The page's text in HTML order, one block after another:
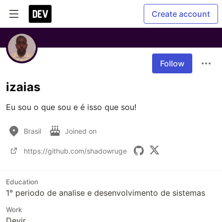
Create account
Follow
izaias
Eu sou o que sou e é isso que sou!
Brasil Joined on
https://github.com/shadowruge
Education
1° periodo de analise e desenvolvimento de sistemas
Work